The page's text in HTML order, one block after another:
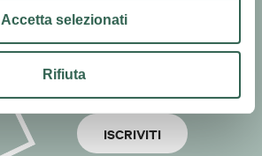
Accetta selezionati
Rifiuta
Iscriviti alla Newsletter di
Turismo in Pianura e resta
offerte
ISCRIVITI